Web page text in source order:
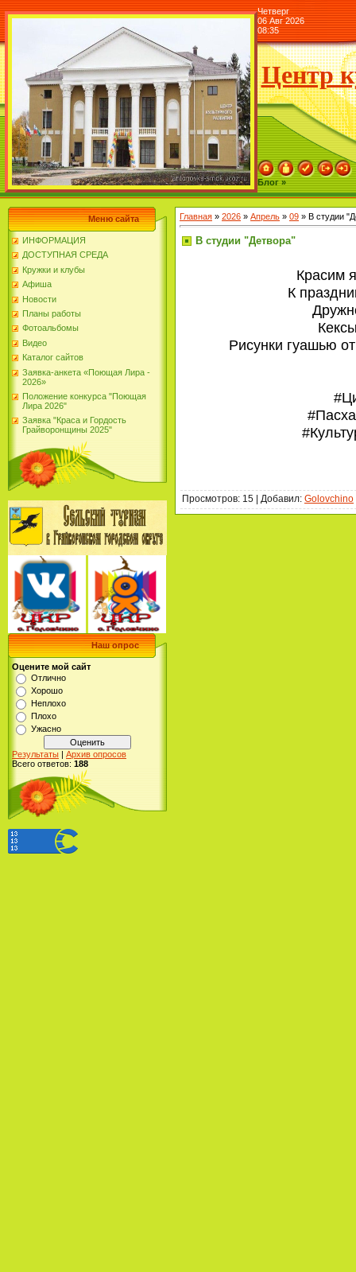
Четверг
06 Авг 2026
08:35
Центр
Блог »
Меню сайта
ИНФОРМАЦИЯ
ДОСТУПНАЯ СРЕДА
Кружки и клубы
Афиша
Новости
Планы работы
Фотоальбомы
Видео
Каталог сайтов
Заявка-анкета «Поющая Лира -
2026»
Положение конкурса "Поющая
Лира 2026"
Заявка "Краса и Гордость
Грайворонщины 2025"
Наш опрос
Оцените мой сайт
Отлично
Хорошо
Неплохо
Плохо
Ужасно
Результаты | Архив опросов
Всего ответов: 188
Главная » 2026 » Апрель » 09 » В студии
В студии "Детвора"
Красим
К
Рисунки гуашью
Просмотров: 15 | Добавил: Golovchino